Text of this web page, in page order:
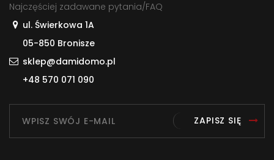
Najczęściej zadawane pytania/FAQ
ul. Świerkowa 1A
05-850 Bronisze
sklep@damidomo.pl
+48 570 071 090
ZAPISZ SIĘ